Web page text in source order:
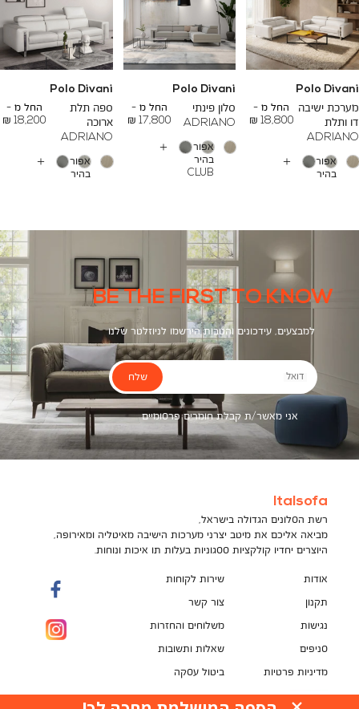
Polo Divani
מערכת ישיבה
דו ותלת
ADRIANO
החל מ -
18,800 ₪
To
24,500 ₪
אפור
בהיר
עוד
צבעים
Polo Divani
סלון פינתי
ADRIANO
החל מ -
17,800 ₪
To
26,700 ₪
אפור
בהיר
CLUB
עוד
Polo Divani
ספה תלת
ארוכה
ADRIANO
החל מ -
18,200 ₪
To
23,200 ₪
אפור
בהיר
עוד
BE THE FIRST TO KNOW
למבצעים, עידכונים והטבות הירשמו לניוזלטר שלנו
דואל
אני מאשר/ת קבלת חומרים פרסומיים
שלח
Italsofa
רשת הסלונים הגדולה בישראל,
מביאה אליכם את מיטב יצרני מערכות הישיבה מאיטליה ומאירופה,
היוצרים יחדיו קולקציות ססגוניות בעלות תו איכות ונוחות.
אודות
תקנון
נגישות
סניפים
מדיניות פרטיות
שירות לקוחות
צור קשר
משלוחים והחזרות
שאלות ותשובות
ביטול עסקה
תקנון מועדון לקוחות